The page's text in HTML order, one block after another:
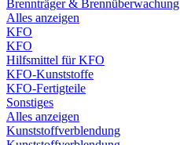
Brennträger & Brennüberwachung
Alles anzeigen
KFO
KFO
Hilfsmittel für KFO
KFO-Kunststoffe
KFO-Fertigteile
Sonstiges
Alles anzeigen
Kunststoffverblendung